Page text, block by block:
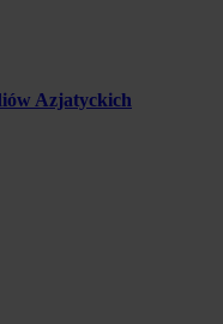
Azjatyckich